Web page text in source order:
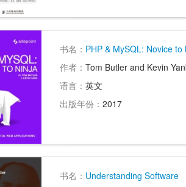
书名： PHP & MySQL: Novice
作者： Tom Butler and Kevin
语言： 英文
出版年份： 2017
书名： Understanding Software